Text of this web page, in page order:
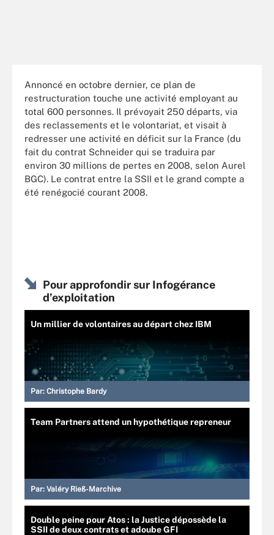
Annoncé en octobre dernier, ce plan de
restructuration touche une activité employant au
total 600 personnes. Il prévoyait 250 départs, via
des reclassements et le volontariat, et visait à
redresser une activité en déficit sur la France (du
fait du contrat Schneider qui se traduira par
environ 30 millions de pertes en 2008, selon Aurel
BGC). Le contrat entre la SSII et le grand compte a
été renégocié courant 2008.
Pour approfondir sur Infogérance
d’exploitation
Un millier de volontaires au départ chez IBM
Par: Christophe Bardy
Team Partners attend un hypothétique repreneur
Par: Valéry Rieß-Marchive
Double peine pour Atos : la Justice dépossède la
SSII de deux contrats et adoube GFI